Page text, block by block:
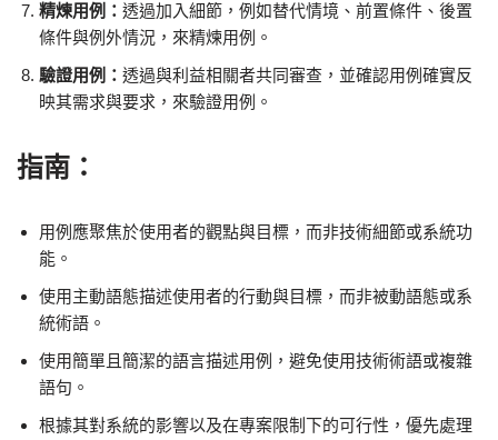
精煉用例： 透過加入細節，例如替代情境、前置條件、後置
條件與例外情況，來精煉用例。
驗證用例： 透過與利益相關者共同審查，並確認用例確實反
映其需求與要求，來驗證用例。
指南：
用例應聚焦於使用者的觀點與目標，而非技術細節或系統功
能。
使用主動語態描述使用者的行動與目標，而非被動語態或系
統術語。
使用簡單且簡潔的語言描述用例，避免使用技術術語或複雜
語句。
根據其對系統的影響以及在專案限制下的可行性，優先處理